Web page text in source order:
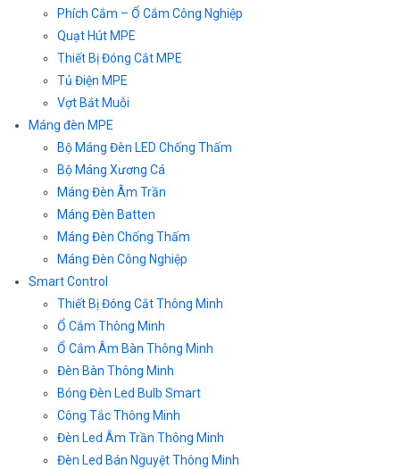
Phích Cắm – Ổ Cắm Công Nghiệp
Quạt Hút MPE
Thiết Bị Đóng Cắt MPE
Tủ Điện MPE
Vợt Bắt Muỗi
Máng đèn MPE
Bộ Máng Đèn LED Chống Thấm
Bộ Máng Xương Cá
Máng Đèn Âm Trần
Máng Đèn Batten
Máng Đèn Chống Thấm
Máng Đèn Công Nghiệp
Smart Control
Thiết Bị Đóng Cắt Thông Minh
Ổ Cắm Thông Minh
Ổ Cắm Âm Bàn Thông Minh
Đèn Bàn Thông Minh
Bóng Đèn Led Bulb Smart
Công Tắc Thông Minh
Đèn Led Âm Trần Thông Minh
Đèn Led Bán Nguyệt Thông Minh